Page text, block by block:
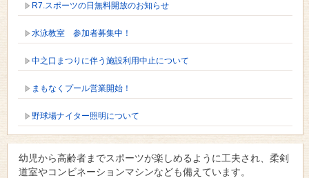
R7.スポーツの日無料開放のお知らせ
水泳教室 参加者募集中！
中之口まつりに伴う施設利用中止について
まもなくプール営業開始！
野球場ナイター照明について
幼児から高齢者までスポーツが楽しめるように工夫され、柔剣
道室やコンビネーションマシンなども備えています。